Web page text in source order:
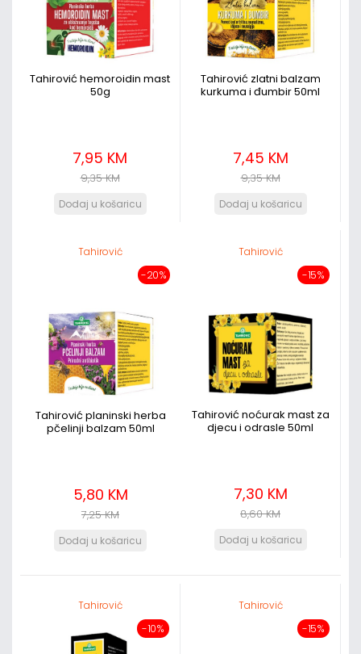
Tahirović hemoroidin mast
50g
7,95 KM
9,35 KM
Tahirović zlatni balzam
kurkuma i đumbir 50ml
7,45 KM
9,35 KM
Tahirović
-20%
Tahirović planinski herba
pčelinji balzam 50ml
5,80 KM
7,25 KM
Tahirović
-15%
Tahirović noćurak mast za
djecu i odrasle 50ml
7,30 KM
8,60 KM
Tahirović
-10%
Tahirović
-15%